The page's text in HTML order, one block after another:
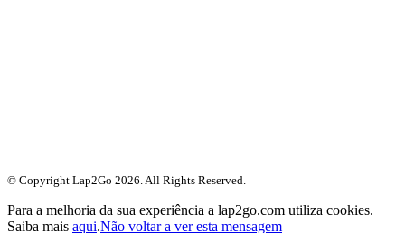
© Copyright Lap2Go 2026. All Rights Reserved.
Para a melhoria da sua experiência a lap2go.com utiliza cookies.
Saiba mais aqui.Não voltar a ver esta mensagem